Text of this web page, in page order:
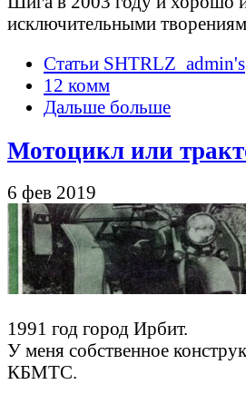
исключительными
Статьи SHTRLZ_admin's
12 комм
Дальше больше
Мотоцикл или
6 фев 2019
1991 год город Ирбит.
У меня собственное
КБМТС.